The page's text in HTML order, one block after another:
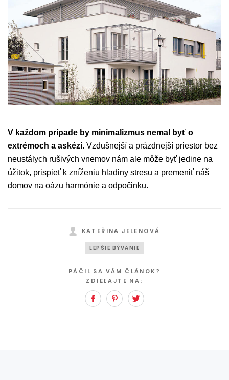
V každom prípade by minimalizmus nemal byť o
extrémoch a askézi. Vzdušnejší a prázdnejší priestor bez
neustálych rušivých vnemov nám ale môže byť jedine na
úžitok, prispieť k zníženiu hladiny stresu a premeniť náš
domov na oázu harmónie a odpočinku.
KATEŘINA JELENOVÁ
LEPŠIE BÝVANIE
PÁČIL SA VÁM ČLÁNOK?
ZDIEĽAJTE NA:
FacebookPinterest